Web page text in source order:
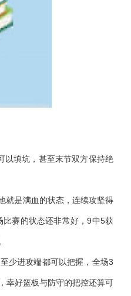
以填坑，甚至末节双方保持绝
就是满血的状态，连续攻坚得
赛的状态还非常好，9中5获
少进攻端都可以把握，全场3
幸好篮板与防守的把控还算可